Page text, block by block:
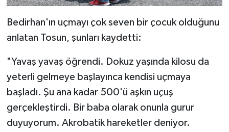
Bedirhan'ın uçmayı çok seven bir çocuk olduğunu
anlatan Tosun, şunları kaydetti:
"Yavaş yavaş öğrendi. Dokuz yaşında kilosu da
yeterli gelmeye başlayınca kendisi uçmaya
başladı. Şu ana kadar 500'ü aşkın uçuş
gerçekleştirdi. Bir baba olarak onunla gurur
duyuyorum. Akrobatik hareketler deniyor.